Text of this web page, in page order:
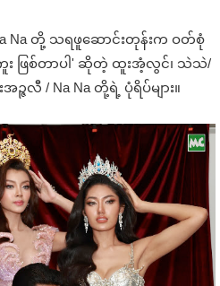
Na Na တို့ သရဖူဆောင်းတုန်းက ဝတ်စုံ
ဖြစ်တာပါ' ဆိုတဲ့ ထူးအံ့လွင်၊ သဲသဲ/
အဉ္ဇလီ / Na Na တို့ရဲ့ ပုံရိပ်များ။